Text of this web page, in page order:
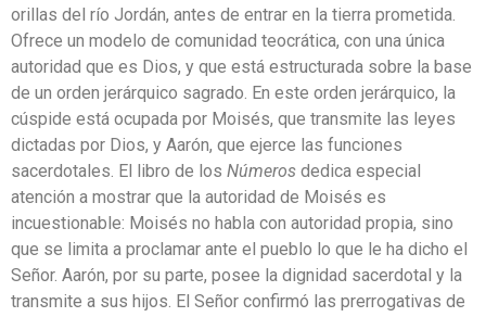
orillas del río Jordán, antes de entrar en la tierra prometida.
Ofrece un modelo de comunidad teocrática, con una única
autoridad que es Dios, y que está estructurada sobre la base
de un orden jerárquico sagrado. En este orden jerárquico, la
cúspide está ocupada por Moisés, que transmite las leyes
dictadas por Dios, y Aarón, que ejerce las funciones
sacerdotales. El libro de los Números dedica especial
atención a mostrar que la autoridad de Moisés es
incuestionable: Moisés no habla con autoridad propia, sino
que se limita a proclamar ante el pueblo lo que le ha dicho el
Señor. Aarón, por su parte, posee la dignidad sacerdotal y la
transmite a sus hijos. El Señor confirmó las prerrogativas de